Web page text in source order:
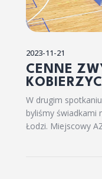
2023-11-21
CENNE
W drugim
byliśmy świadkami
Łodzi. Miejscowy